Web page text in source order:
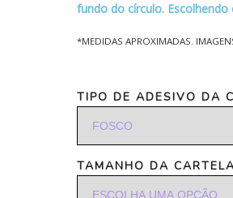
fundo do círculo.
*MEDIDAS APROXIMADAS.
TIPO DE ADESIVO DA
TAMANHO DA